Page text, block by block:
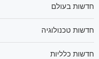
חדשות בעולם
חדשות טכנולוגיה
חדשות כלליות